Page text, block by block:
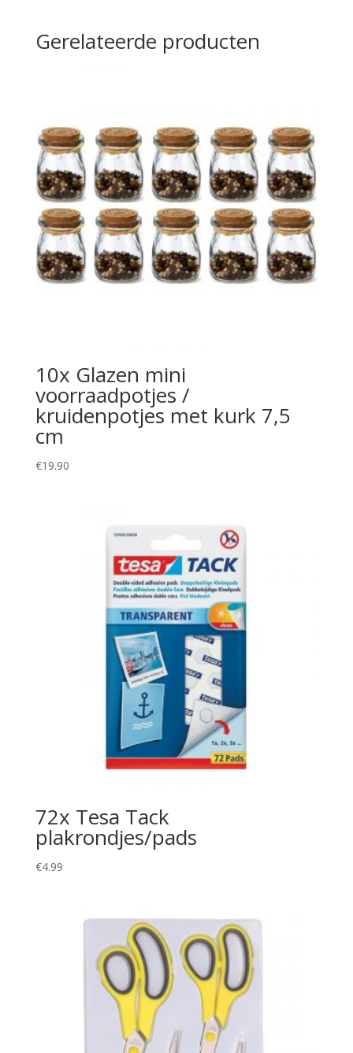
Gerelateerde producten
10x Glazen mini
voorraadpotjes /
kruidenpotjes met kurk 7,5
cm
€19.90
72x Tesa Tack
plakrondjes/pads
€4.99